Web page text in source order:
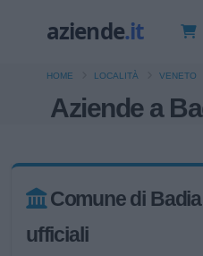
Aziende a
HOME LOCALITÀ VENETO
Comune di
ufficiali